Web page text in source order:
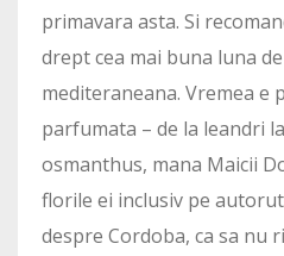
primavara asta. Si
drept cea mai buna luna
mediteraneana. Vremea e
parfumata – de la leandri
osmanthus, mana Maicii
florile ei inclusiv pe
despre Cordoba, ca sa nu